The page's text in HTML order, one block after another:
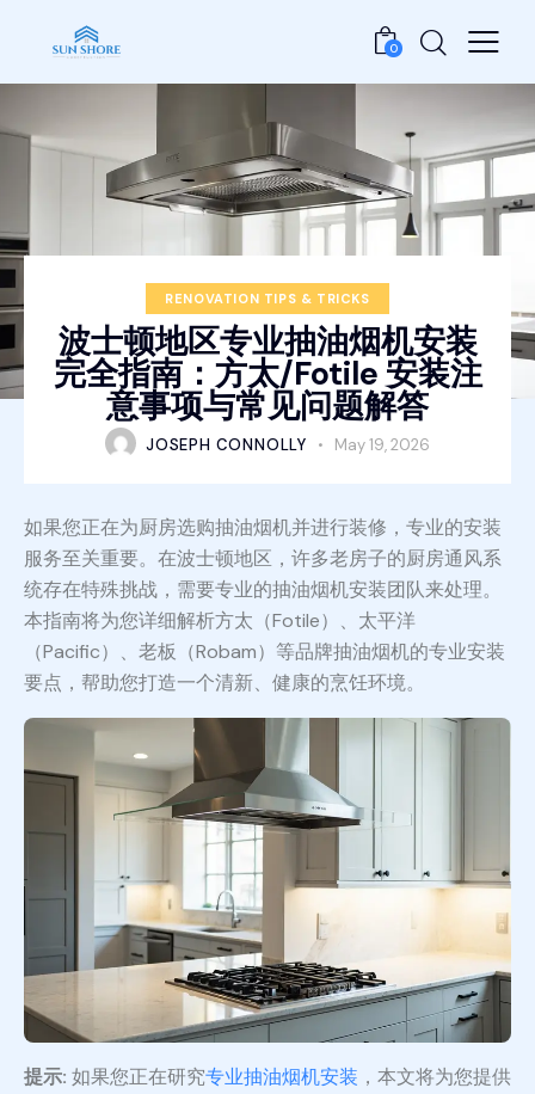
0
RENOVATION TIPS & TRICKS
波士顿地区专业抽油烟机安装
完全指南：方太/Fotile 安装注
意事项与常见问题解答
JOSEPH CONNOLLY May 19, 2026
如果您正在为厨房选购抽油烟机并进行装修，专业的安装
服务至关重要。在波士顿地区，许多老房子的厨房通风系
统存在特殊挑战，需要专业的抽油烟机安装团队来处理。
本指南将为您详细解析方太（Fotile）、太平洋
（Pacific）、老板（Robam）等品牌抽油烟机的专业安装
要点，帮助您打造一个清新、健康的烹饪环境。
提示: 如果您正在研究专业抽油烟机安装 ，本文将为您提供